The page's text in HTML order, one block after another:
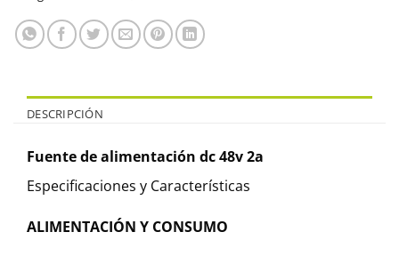
DESCRIPCIÓN
Fuente de alimentación dc 48v 2a
Especificaciones y Características
ALIMENTACIÓN Y CONSUMO